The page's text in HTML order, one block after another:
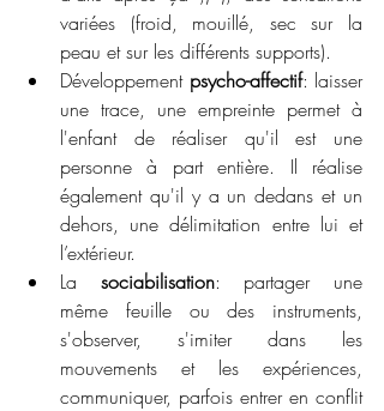
variées (froid, mouillé, sec sur la
peau et sur les différents supports).
Développement psycho-affectif: laisser
une trace, une empreinte permet à
l'enfant de réaliser qu'il est une
personne à part entière. Il réalise
également qu'il y a un dedans et un
dehors, une délimitation entre lui et
l’extérieur.
La sociabilisation: partager une
même feuille ou des instruments,
s'observer, s'imiter dans les
mouvements et les expériences,
communiquer, parfois entrer en conflit